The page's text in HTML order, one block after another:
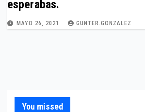
esperabas.
MAYO 26, 2021 GUNTER.GONZALEZ
You missed